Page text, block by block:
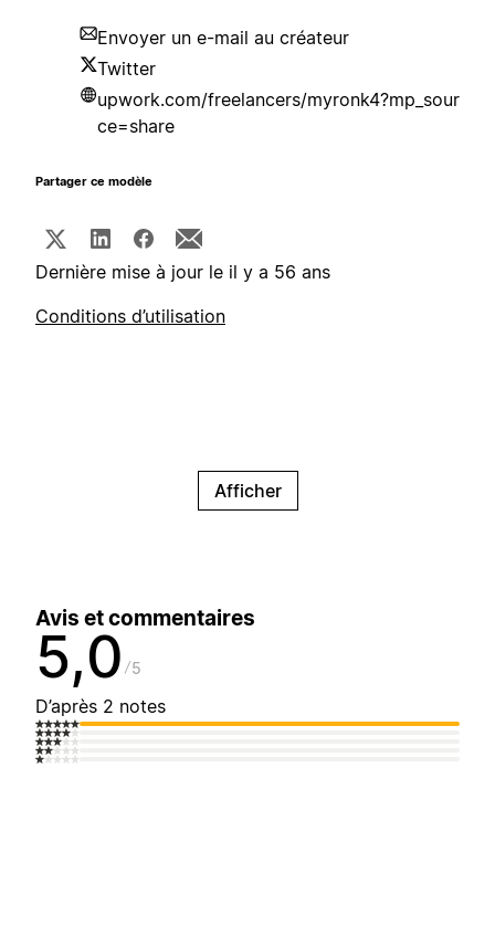
Envoyer un e-mail au créateur
Twitter
upwork.com/freelancers/myronk4?mp_sour
ce=share
Partager ce modèle
Dernière mise à jour le il y a 56 ans
Conditions d’utilisation
Afficher
Avis et commentaires
5,0 5
D’après 2 notes